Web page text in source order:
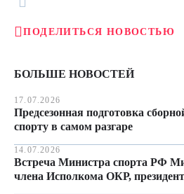
ПОДЕЛИТЬСЯ НОВОСТЬЮ
БОЛЬШЕ НОВОСТЕЙ
17.07.2026
Предсезонная подготовка
спорту в самом разгаре
14.07.2026
Встреча Министра спорта РФ
члена Исполкома ОКР,